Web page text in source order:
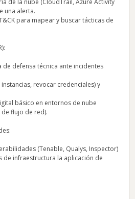
de la nube (CloudTrail, Azure Activity
una alerta.
para mapear y buscar tácticas de
defensa técnica ante incidentes
revocar credenciales) y
básico en entornos de nube
flujo de red).
(Tenable, Qualys, Inspector)
infraestructura la aplicación de